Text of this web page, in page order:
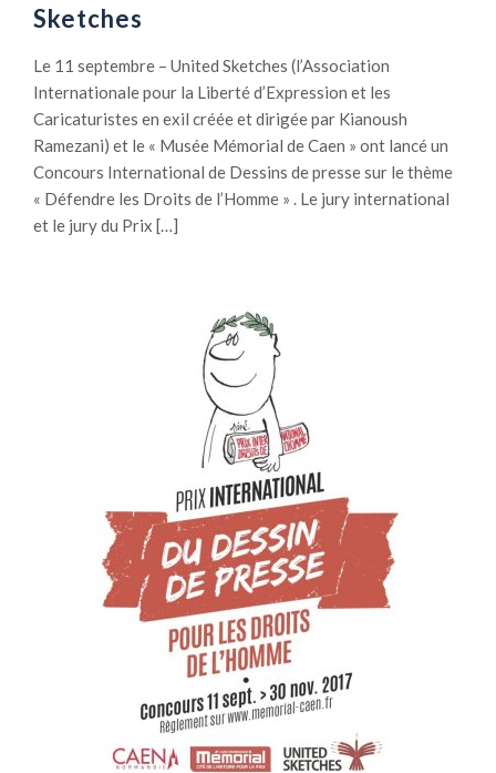
Sketches
Le 11 septembre – United Sketches (l’Association
Internationale pour la Liberté d’Expression et les
Caricaturistes en exil créée et dirigée par Kianoush
Ramezani) et le « Musée Mémorial de Caen » ont lancé un
Concours International de Dessins de presse sur le thème
« Défendre les Droits de l’Homme » . Le jury international
et le jury du Prix […]